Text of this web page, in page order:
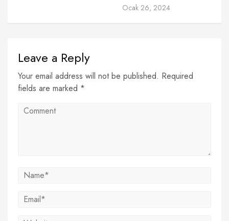
Ocak 26, 2024
Leave a Reply
Your email address will not be published. Required
fields are marked *